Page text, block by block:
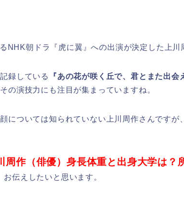
NHK朝ドラ『虎に翼』への出演が決定した上川
録している 『あの花が咲く丘で、君とまた出会
の演技力にも注目が集まっていますね。
については知られていない上川周作さんですが
周作（俳優）身長体重と出身大学は？
お伝えしたいと思います。